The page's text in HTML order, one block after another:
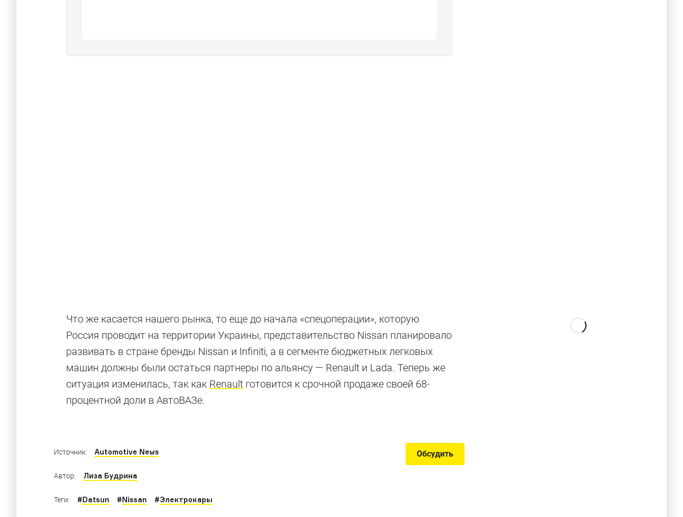
Что же касается нашего рынка, то еще до начала «спецоперации», которую
Россия проводит на территории Украины, представительство Nissan планировало
развивать в стране бренды Nissan и Infiniti, а в сегменте бюджетных легковых
машин должны были остаться партнеры по альянсу — Renault и Lada. Теперь же
ситуация изменилась, так как Renault готовится к срочной продаже своей 68-
процентной доли в АвтоВАЗе.
Datsun: это звучало гордо
Прощаемся с японским брендом — и вспоминаем его лучшие времена
Обсудить
Источник: Automotive News
Автор: Лиза Будрина
Теги: #Datsun #Nissan #Электрокары